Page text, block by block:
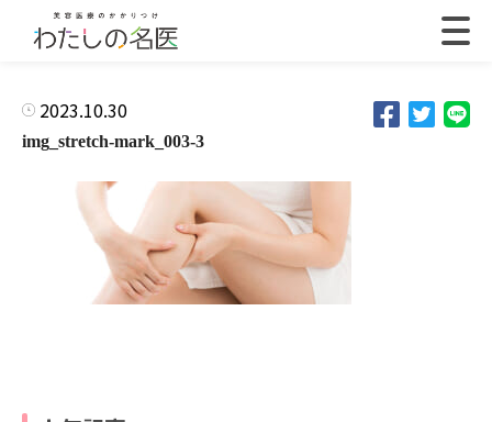
2023.10.30
img_stretch-mark_003-3